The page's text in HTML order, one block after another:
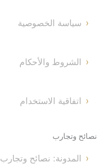
سياسة الخصوصية
الشروط والأحكام
اتفاقية الاستخدام
نصائح وتجارب
المدونة: نصائح وتجارب